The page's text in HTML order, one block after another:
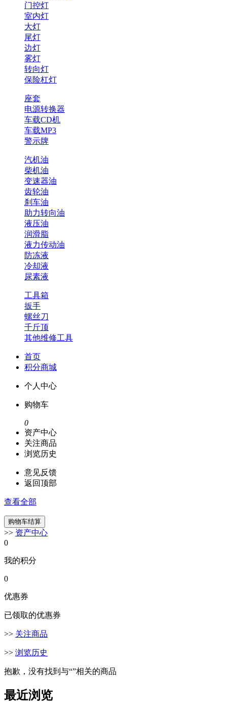
门控灯
室内灯
大灯
尾灯
边灯
雾灯
转向灯
保险杠灯
座套
电源转换器
车载CD机
车载MP3
警示牌
汽机油
柴机油
变速器油
齿轮油
刹车油
助力转向油
液压油
润滑脂
液力传动油
防冻液
冷却液
尿素液
工具箱
扳手
螺丝刀
千斤顶
其他维修工具
首页
积分商城
个人中心
购物车
0
资产中心
关注商品
浏览历史
意见反馈
返回顶部
查看全部
>> 资产中心
0
我的积分
0
优惠券
已领取的优惠券
>> 关注商品
>> 浏览历史
抱歉，没有找到与“”相关的商品
最近浏览